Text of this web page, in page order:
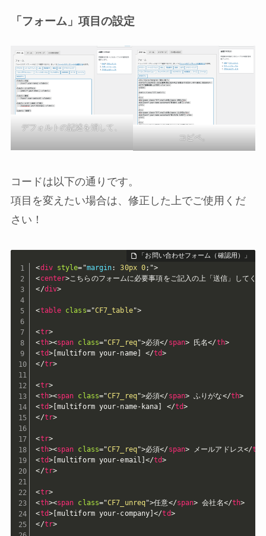
「フォーム」項目の設定
デフォルトの記述を消して、
コピペ。
コードは以下の通りです。
項目を変えたい場合は、修正した上でご使用くだ
さい！
<div style="margin: 30px 0; ">
<center>こちらのフォームに必要事項をご記入の上「送信」してくだ
</div>
<table class="CF7_table">
<tr>
<th><span class="CF7_req">必須</ span> 氏名</th>
<td>[multiform your-name] </td>
</tr>
<tr>
<th><span class="CF7_req">必須</ span> ふりがな</th>
<td>[multiform your-name-kana] </td>
</tr>
<tr>
<th><span class="CF7_req">必須</ span> メールアドレス</th
<td>[multiform your-email]</td>
</tr>
<tr>
<th><span class="CF7_unreq">任意</span> 会社名</th>
<td>[multiform your-company]</td>
</tr>